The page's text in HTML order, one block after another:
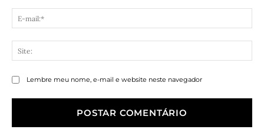
Lembre meu nome, e-mail e website neste navegador